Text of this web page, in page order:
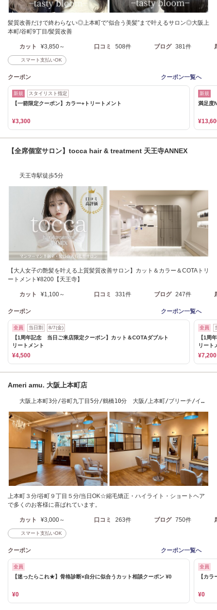
髪質改善だけで終わらない◎上本町で“似合う美髪”まで叶えるサロン◎大阪上
本町/谷町9丁目/髪質改善
カット ¥3,850～ 口コミ 508件 ブログ 381件
スマート支払いOK
クーポン クーポン一覧へ
新規 スタイリスト指定
【一箭限定クーポン】カラー+トリートメント
¥3,300
新規
満足度
【全席個室サロン】tocca hair & treatment 天王寺ANNEX
天王寺駅徒歩5分
【大人女子の艶髪を叶える上質髪質改善サロン】カット＆カラー＆COTAトリ
ートメント¥8200【天王寺】
カット ¥1,100～ 口コミ 331件 ブログ 247件
クーポン クーポン一覧へ
全員 当日割 8/7(金)
【1周年記念 当日ご来店限定クーポン】カット＆COTAダブルト
リートメント
¥4,500
全員
【1周
リート
¥7,200
Ameri amu. 大阪上本町店
大阪上本町3分/谷町九丁目5分/鶴橋10分 大阪/上本町/ブリーチ/イン
上本町３分/谷町９丁目５分/当日OK☆縮毛矯正・ハイライト・ショートヘア
で多くのお客様に喜ばれています。
カット ¥3,000～ 口コミ 263件 ブログ 750件
スマート支払いOK
クーポン クーポン一覧へ
全員
【迷ったらこれ★】骨格診断×自分に似合うカット相談クーポン ¥0
¥0
全員
【カ
¥0